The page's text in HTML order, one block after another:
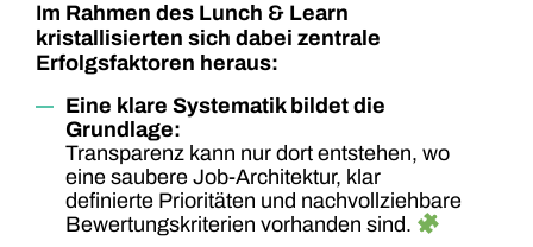
Im Rahmen des Lunch & Learn
kristallisierten sich dabei zentrale
Erfolgsfaktoren heraus:
Eine klare Systematik bildet die
Grundlage:
Transparenz kann nur dort entstehen, wo
eine saubere Job-Architektur, klar
definierte Prioritäten und nachvollziehbare
Bewertungskriterien vorhanden sind.